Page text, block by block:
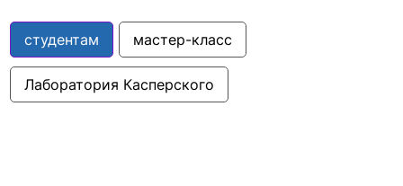
студентам мастер-класс
Лаборатория Касперского